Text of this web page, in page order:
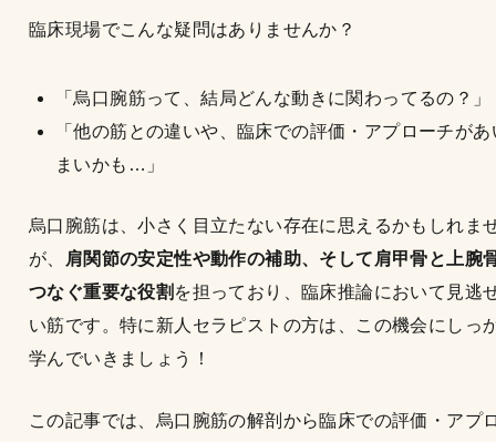
臨床現場でこんな疑問はありませんか？
「烏口腕筋って、結局どんな動きに関わってるの？」
「他の筋との違いや、臨床での評価・アプローチがあ
まいかも…」
烏口腕筋は、小さく目立たない存在に思えるかもしれま
が、
肩関節の安定性や動作の補助、そして肩甲骨と上腕
つなぐ重要な役割 を担っており、臨床推論において見逃
い筋です。特に新人セラピストの方は、この機会にしっ
学んでいきましょう！
この記事では、烏口腕筋の解剖から臨床での評価・アプ